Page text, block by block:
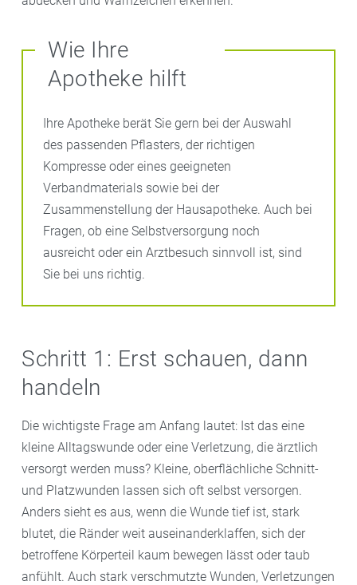
Wie Ihre
Apotheke hilft
Ihre Apotheke berät Sie gern bei der Auswahl
des passenden Pflasters, der richtigen
Kompresse oder eines geeigneten
Verbandmaterials sowie bei der
Zusammenstellung der Hausapotheke. Auch bei
Fragen, ob eine Selbstversorgung noch
ausreicht oder ein Arztbesuch sinnvoll ist, sind
Sie bei uns richtig.
Schritt 1: Erst schauen, dann
handeln
Die wichtigste Frage am Anfang lautet: Ist das eine
kleine Alltagswunde oder eine Verletzung, die ärztlich
versorgt werden muss? Kleine, oberflächliche Schnitt-
und Platzwunden lassen sich oft selbst versorgen.
Anders sieht es aus, wenn die Wunde tief ist, stark
blutet, die Ränder weit auseinanderklaffen, sich der
betroffene Körperteil kaum bewegen lässt oder taub
anfühlt. Auch stark verschmutzte Wunden, Verletzungen